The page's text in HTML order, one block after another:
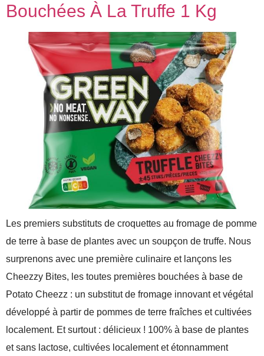
Bouchées À La Truffe 1 Kg
Les premiers substituts de croquettes au fromage de pomme
de terre à base de plantes avec un soupçon de truffe. Nous
surprenons avec une première culinaire et lançons les
Cheezzy Bites, les toutes premières bouchées à base de
Potato Cheezz : un substitut de fromage innovant et végétal
développé à partir de pommes de terre fraîches et cultivées
localement. Et surtout : délicieux ! 100% à base de plantes
et sans lactose, cultivées localement et étonnamment